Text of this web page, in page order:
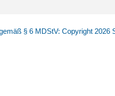
§ 6 MDStV: Copyright 2026